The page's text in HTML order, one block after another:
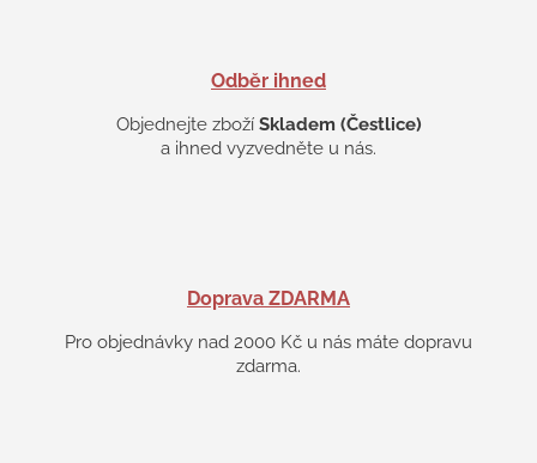
s
u
Odběr ihned
Objednejte zboží Skladem (Čestlice)
a ihned vyzvedněte u nás.
Doprava ZDARMA
Pro objednávky nad 2000 Kč u nás máte dopravu
zdarma.